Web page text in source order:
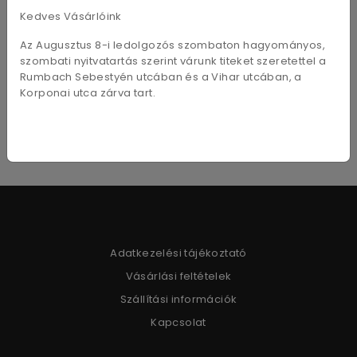
Kedves Vásárlóink
Az Augusztus 8-i ledolgozós szombaton hagyományos,
szombati nyitvatartás szerint várunk titeket szeretettel a
Rumbach Sebestyén utcában és a Vihar utcában, a
Korponai utca zárva tart.
technikákhoz ajánljuk, jól radírozható.
Emellett a 200g-os verzióra már lehet festeni
temperával.
Adatkezelési tájékoztató
Vásárlási feltételek
Szállítási információk
Kapcsolat